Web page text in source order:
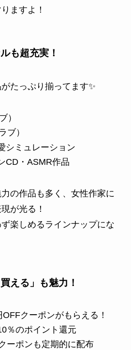
ますよ！
も超充実！
たっぷり揃ってます✨
）
ブ）
シミュレーション
CD・ASMR作品
の作品も多く、女性作家に
が光る！
楽しめるラインナップにな
える」も魅力！
クーポンがもらえる！
％のポイント還元
ーポンも定期的に配布